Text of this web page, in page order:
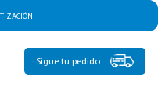
Sigue tu pedido